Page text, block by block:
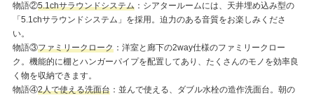
物語②5.1chサラウンドシステム：シアタールームには、天井埋め込み型の
「5.1chサラウンドシステム」を採用。迫力のある音質をお楽しみくださ
い。
物語③ファミリークローク：洋室と廊下の2way仕様のファミリークロー
ク。機能的に棚とハンガーパイプを配置してあり、たくさんのモノを効率良
く物を収納できます。
物語④2人で使える洗面台：並んで使える、ダブル水栓の造作洗面台。朝の